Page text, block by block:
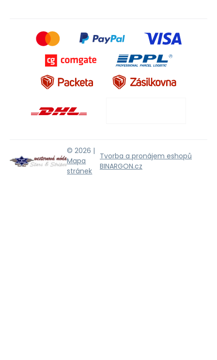
© 2026 |
Mapa
stránek
Tvorba a pronájem eshopů
BINARGON.cz